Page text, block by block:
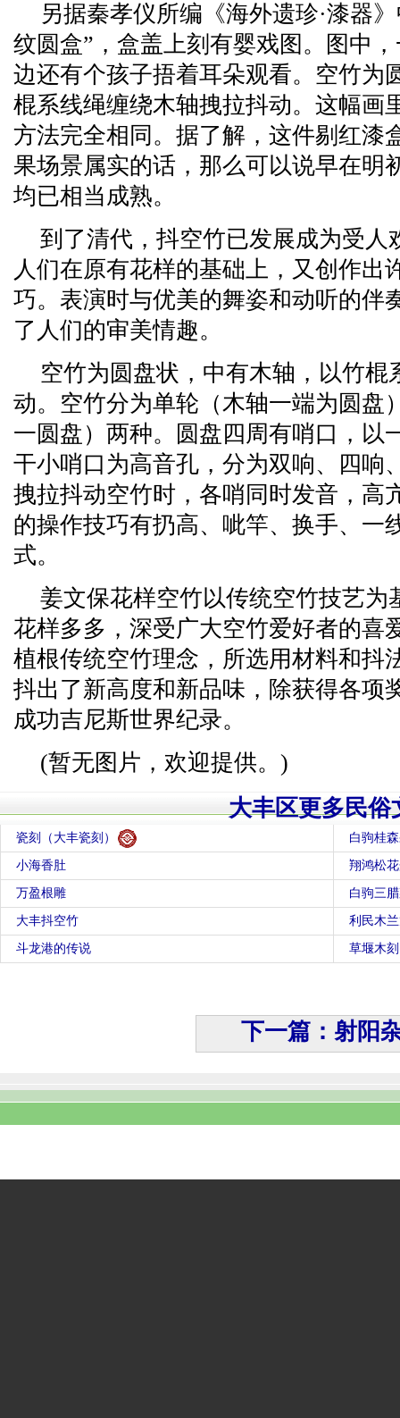
另据秦孝仪所编《海外遗珍·漆器
纹圆盒”，盒盖上刻有婴戏图。图中
边还有个孩子捂着耳朵观看。空竹为
棍系线绳缠绕木轴拽拉抖动。这幅画
方法完全相同。据了解，这件剔红漆
果场景属实的话，那么可以说早在明
均已相当成熟。
到了清代，抖空竹已发展成为受人
人们在原有花样的基础上，又创作出
巧。表演时与优美的舞姿和动听的伴
了人们的审美情趣。
空竹为圆盘状，中有木轴，以竹棍
动。空竹分为单轮（木轴一端为圆盘
一圆盘）两种。圆盘四周有哨口，以
干小哨口为高音孔，分为双响、四响
拽拉抖动空竹时，各哨同时发音，高
的操作技巧有扔高、呲竿、换手、一
式。
姜文保花样空竹以传统空竹技艺为
花样多多，深受广大空竹爱好者的喜
植根传统空竹理念，所选用材料和抖
抖出了新高度和新品味，除获得各项
成功吉尼斯世界纪录。
(暂无图片，欢迎提供。)
大丰区更多民俗
瓷刻（大丰瓷刻） 白驹桂
小海香肚 翔鸿松
万盈根雕 白驹三
大丰抖空竹 利民木
斗龙港的传说 草堰木刻
下一篇：射阳